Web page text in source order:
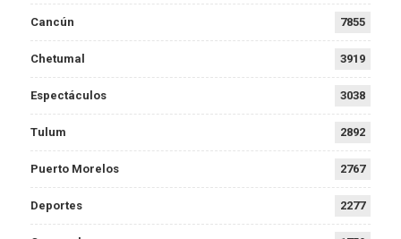
Cancún 7855
Chetumal 3919
Espectáculos 3038
Tulum 2892
Puerto Morelos 2767
Deportes 2277